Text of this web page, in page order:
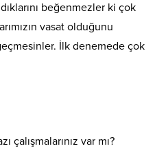
beğenmezler ki çok
vasat olduğunu
İlk denemede çok
çalışmalarınız var mı?